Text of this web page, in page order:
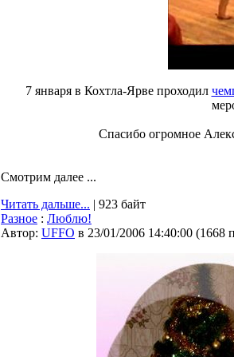
7 января в Кохтла-Ярве проходил
Спасибо огромное
Смотрим далее ...
Читать дальше... | 923 байт
Разное : Люблю!
Автор: UFFO в 23/01/2006 14:40:00 (1668